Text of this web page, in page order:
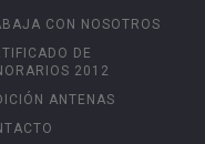
CON NOSOTROS
DE
2012
ANTENAS